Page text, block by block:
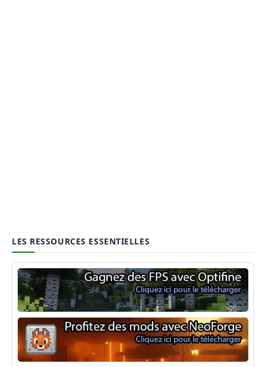
LES RESSOURCES ESSENTIELLES
Optifine
NeoForge